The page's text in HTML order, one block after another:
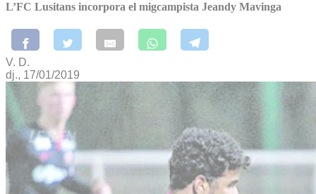
L’FC Lusitans incorpora el migcampista Jeandy Mavinga
V. D.
dj., 17/01/2019